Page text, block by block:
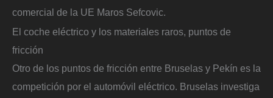
comercial de la UE Maros Sefcovic.
El coche eléctrico y los materiales raros, puntos de
fricción
Otro de los puntos de fricción entre Bruselas y Pekín es la
competición por el automóvil eléctrico. Bruselas investiga